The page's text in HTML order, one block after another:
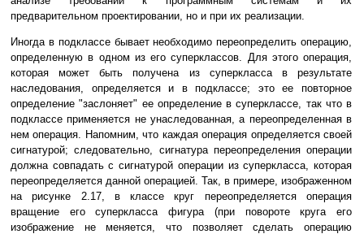
предварительном проектировании, но и при их реализации.
Иногда в подклассе бывает необходимо переопределить операцию,
определенную в одном из его суперклассов. Для этого операция,
которая может быть получена из суперкласса в результате
наследования, определяется и в подклассе; это ее повторное
определение "заслоняет" ее определение в суперклассе, так что в
подклассе применяется не унаследованная, а переопределенная в
нем операция. Напомним, что каждая операция определяется своей
сигнатурой; следовательно, сигнатура переопределения операции
должна совпадать с сигнатурой операции из суперкласса, которая
переопределяется данной операцией. Так, в примере, изображенном
на рисунке 2.17, в классе круг переопределяется операция
вращение его суперкласса фигура (при повороте круга его
изображение не меняется, что позволяет сделать операцию